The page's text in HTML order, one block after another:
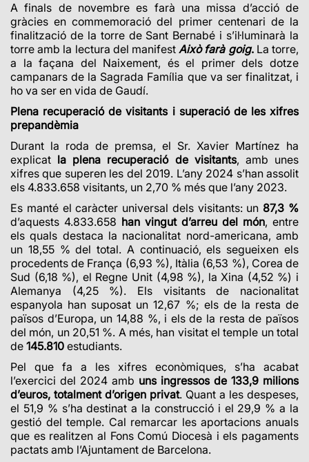
A finals de novembre es farà una missa d’acció de
gràcies en commemoració del primer centenari de la
finalització de la torre de Sant Bernabé i s’il·luminarà la
torre amb la lectura del manifestAixò farà goig.Latorre,
a la façana del Naixement, és el primer dels dotze
campanars de la Sagrada Família que va ser finalitzat, i
ho va ser en vida de Gaudí.
Plena recuperació de visitants i superació de les xifres
prepandèmia
Durant la roda de premsa, el Sr. Xavier Martínez ha
explicat la plena recuperació de visitants, amb unes
xifres que superen les del 2019. L’any 2024 s’han assolit
els 4.833.658 visitants, un 2,70 % més que l’any 2023.
Es manté el caràcter universal dels visitants: un 87,3 %
d’aquests 4.833.658 han vingut d’arreu del món, entre
els quals destaca la nacionalitat nord-americana, amb
un 18,55 % del total. A continuació, els segueixen els
procedents de França (6,93 %), Itàlia (6,53 %), Corea de
Sud (6,18 %), el Regne Unit (4,98 %), la Xina (4,52 %) i
Alemanya (4,25 %). Els visitants de nacionalitat
espanyola han suposat un 12,67 %; els de la resta de
països d’Europa, un 14,88 %, i els de la resta de països
del món, un 20,51 %. A més, han visitat el temple un total
de 145.810 estudiants.
Pel que fa a les xifres econòmiques, s’ha acabat
l’exercici del 2024 amb uns ingressos de 133,9 milions
d’euros, totalment d’origen privat. Quant a les despeses,
el 51,9 % s’ha destinat a la construcció i el 29,9 % a la
gestió del temple. Cal remarcar les aportacions anuals
que es realitzen al Fons Comú Diocesà i els pagaments
pactats amb l’Ajuntament de Barcelona.